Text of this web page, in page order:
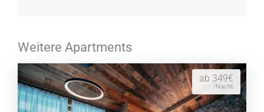
Weitere Apartments
ab 349€
/Nacht